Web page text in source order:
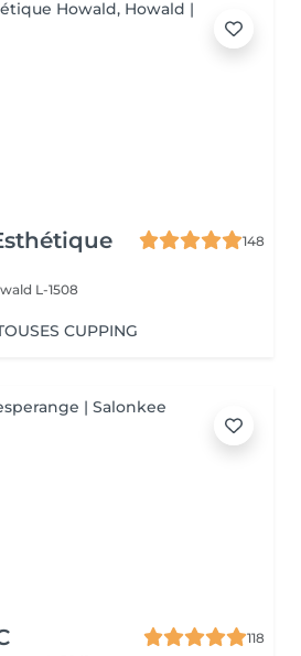
148
L-1508
CUPPING
118